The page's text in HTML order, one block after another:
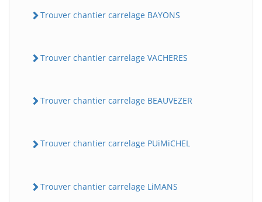
Trouver chantier carrelage BAYONS
Trouver chantier carrelage VACHERES
Trouver chantier carrelage BEAUVEZER
Trouver chantier carrelage PUiMiCHEL
Trouver chantier carrelage LiMANS